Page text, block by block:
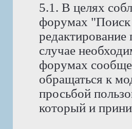
5.1. В целях
форумах "Поиск
случае
форумах
обращаться к
просьбой
который и